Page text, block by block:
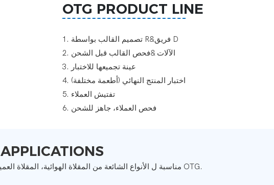
OTG PRODUCT LINE
1. تصميم القالب بواسطة R&فريق D
2. الآلات &فحص القالب قبل الشحن
3. عينة تجميعها للاختبار
4. اختبار المنتج النهائي (أطعمة مختلفة)
5. تفتيش العملاء
6. فحص العملاء، جاهز للشحن
APPLICATIONS
مناسبة ل الأنواع الشائعة من المقلاة الهوائية، المقلاة العميقة، الفرن، محمصة الخبز، منتج OTG.